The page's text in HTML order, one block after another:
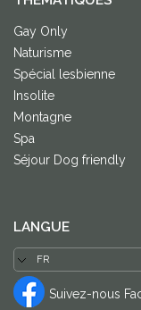
Gay Only
Naturisme
Spécial lesbienne
Insolite
Montagne
Spa
Séjour Dog friendly
LANGUE
Suivez-nous